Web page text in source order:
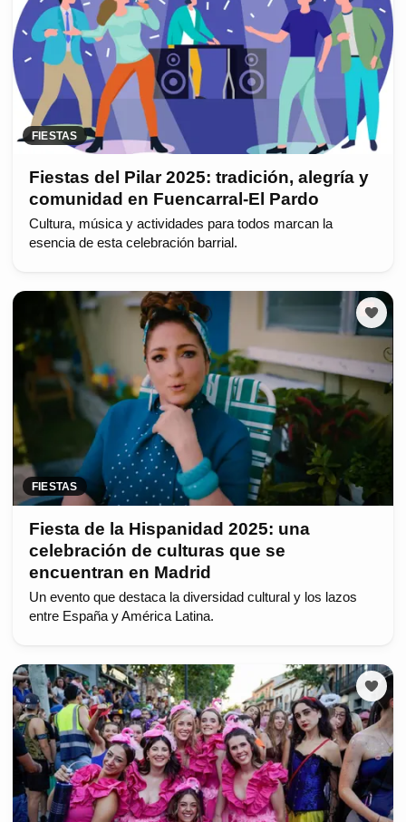
FIESTAS
Fiestas del Pilar 2025: tradición, alegría y
comunidad en Fuencarral-El Pardo
Cultura, música y actividades para todos marcan la
esencia de esta celebración barrial.
FIESTAS
Fiesta de la Hispanidad 2025: una
celebración de culturas que se
encuentran en Madrid
Un evento que destaca la diversidad cultural y los lazos
entre España y América Latina.